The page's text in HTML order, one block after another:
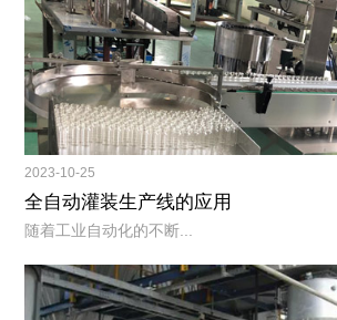
2023-10-25
全自动灌装生产线的应用
随着工业自动化的不断...